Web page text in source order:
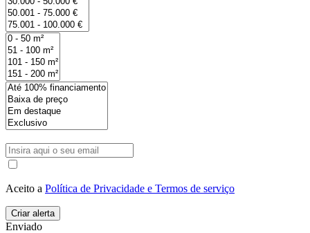
Aceito a Política de Privacidade e Termos de serviço
Enviado